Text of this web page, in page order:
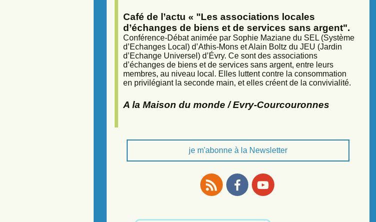
Café de l’actu « "Les associations locales
d’échanges de biens et de services sans argent".
Conférence-Débat animée par Sophie Maziane du SEL (Système
d’Echanges Local) d’Athis-Mons et Alain Boltz du JEU (Jardin
d’Echange Universel) d’Évry. Ce sont des associations
d’échanges de biens et de services sans argent, entre leurs
membres, au niveau local. Elles luttent contre la consommation
en privilégiant la seconde main, et elles créent de la convivialité.
A la Maison du monde / Evry-Courcouronnes
je m'abonne à la Newsletter